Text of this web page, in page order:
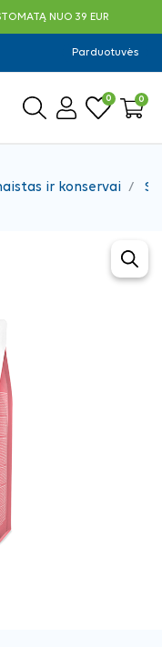
NUO 39 EUR
Parduotuvės
0 0
ir konservai